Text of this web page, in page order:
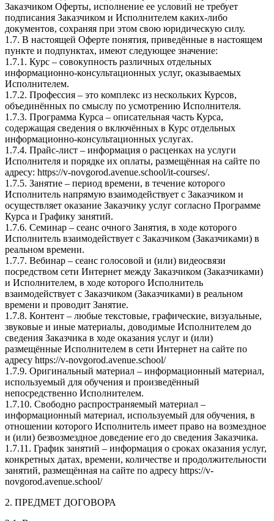
Заказчиком Оферты, исполнение ее условий не требует
подписания Заказчиком и Исполнителем каких-либо
документов, сохраняя при этом свою юридическую силу.
1.7. В настоящей Оферте понятия, приведённые в настоящем
пункте и подпунктах, имеют следующее значение:
1.7.1. Курс – совокупность различных отдельных
информационно-консультационных услуг, оказываемых
Исполнителем.
1.7.2. Профессия – это комплекс из нескольких Курсов,
объединённых по смыслу по усмотрению Исполнителя.
1.7.3. Программа Курса – описательная часть Курса,
содержащая сведения о включённых в Курс отдельных
информационно-консультационных услугах.
1.7.4. Прайс-лист – информация о расценках на услуги
Исполнителя и порядке их оплаты, размещённая на сайте по
адресу: https://v-novgorod.avenue.school/it-courses/.
1.7.5. Занятие – период времени, в течение которого
Исполнитель напрямую взаимодействует с Заказчиком и
осуществляет оказание Заказчику услуг согласно Программе
Курса и Графику занятий.
1.7.6. Семинар – сеанс очного Занятия, в ходе которого
Исполнитель взаимодействует с Заказчиком (Заказчиками) в
реальном времени.
1.7.7. Вебинар – сеанс голосовой и (или) видеосвязи
посредством сети Интернет между Заказчиком (Заказчиками)
и Исполнителем, в ходе которого Исполнитель
взаимодействует с Заказчиком (Заказчиками) в реальном
времени и проводит Занятие.
1.7.8. Контент – любые текстовые, графические, визуальные,
звуковые и иные материалы, доводимые Исполнителем до
сведения Заказчика в ходе оказания услуг и (или)
размещённые Исполнителем в сети Интернет на сайте по
адресу https://v-novgorod.avenue.school/
1.7.9. Оригинальный материал – информационный материал,
используемый для обучения и произведённый
непосредственно Исполнителем.
1.7.10. Свободно распространяемый материал –
информационный материал, используемый для обучения, в
отношении которого Исполнитель имеет право на возмездное
и (или) безвозмездное доведение его до сведения Заказчика.
1.7.11. График занятий – информация о сроках оказания услуг,
конкретных датах, времени, количестве и продолжительности
занятий, размещённая на сайте по адресу https://v-
novgorod.avenue.school/
2. ПРЕДМЕТ ДОГОВОРА